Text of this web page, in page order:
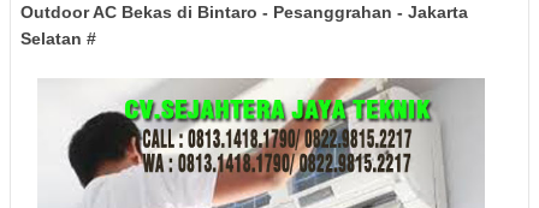
Outdoor AC Bekas di Bintaro - Pesanggrahan - Jakarta
Selatan #